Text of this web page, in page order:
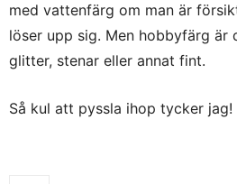
med vattenfärg om man är
löser upp sig. Men hobbyfärg är
glitter, stenar eller annat fint.
Så kul att pyssla ihop tycker jag!